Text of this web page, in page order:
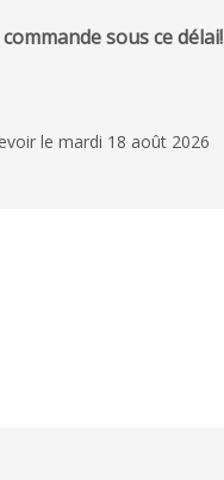
sous ce délai!
le mardi 18 août 2026